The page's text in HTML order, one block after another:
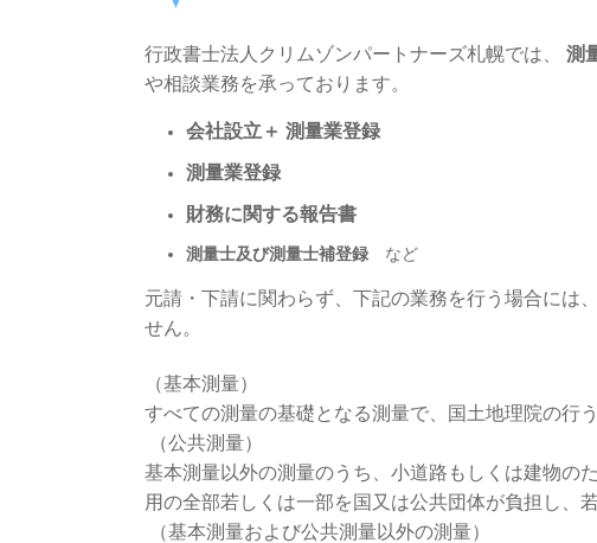
行政書士法人クリムゾンパートナーズ札幌では、 測
や相談業務を承っております。
会社設立＋ 測量業登録
測量業登録
財務に関する報告書
測量士及び測量士補登録 など
元請・下請に関わらず、下記の業務を行う場合には
せん。
（基本測量）
すべての測量の基礎となる測量で、国土地理院の行
（公共測量）
基本測量以外の測量のうち、小道路もしくは建物の
用の全部若しくは一部を国又は公共団体が負担し、
（基本測量および公共測量以外の測量）